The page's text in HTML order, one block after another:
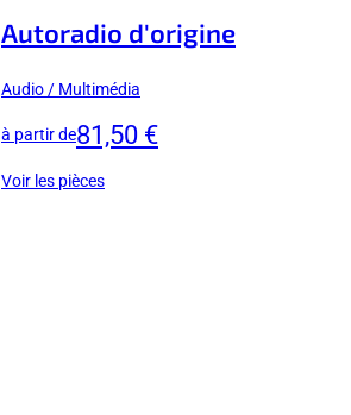
Autoradio d'origine
Audio / Multimédia
à partir de81,50 €
Voir les pièces